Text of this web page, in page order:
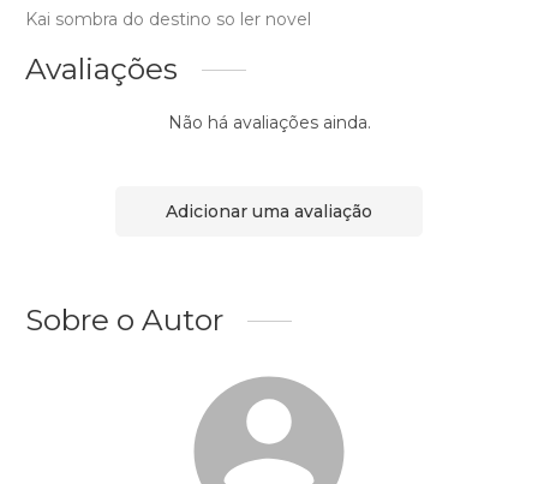
Kai sombra do destino so ler novel
Avaliações
Não há avaliações ainda.
Adicionar uma avaliação
Sobre o Autor